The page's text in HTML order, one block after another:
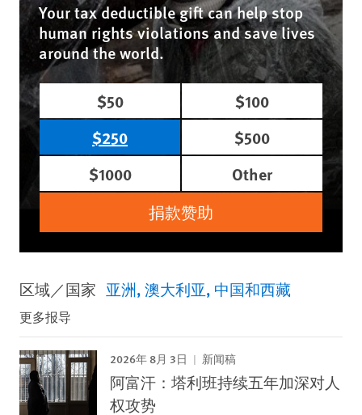
Your tax deductible gift can help stop
human rights violations and save lives
around the world.
$50
$100
$250
$500
$1000
Other
捐款赞助
区域／国家 亚洲 澳大利亚 中国和西藏
更多报导
2026年 8月 3日 新闻稿
阿富汗：塔利班持续五年加深对人
权攻势